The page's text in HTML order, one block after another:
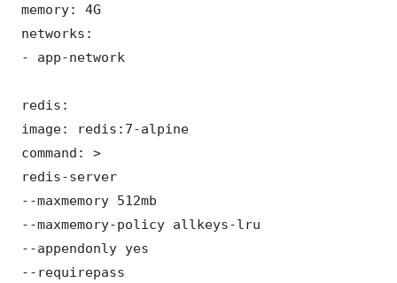
memory: 4G
networks:
- app-network
redis:
image: redis:7-alpine
command: >
redis-server
--maxmemory 512mb
--maxmemory-policy allkeys-lru
--appendonly yes
--requirepass